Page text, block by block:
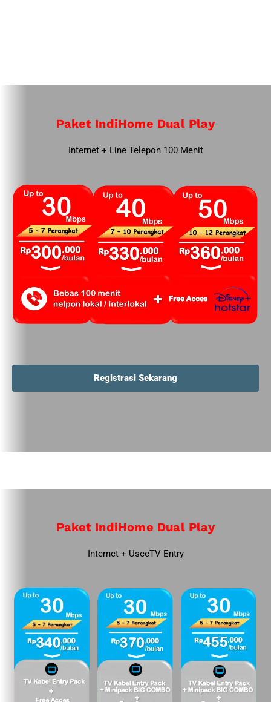
Paket IndiHome Dual Play
Internet + Line Telepon 100 Menit
Registrasi Sekarang
Paket IndiHome Dual Play
Internet + UseeTV Entry